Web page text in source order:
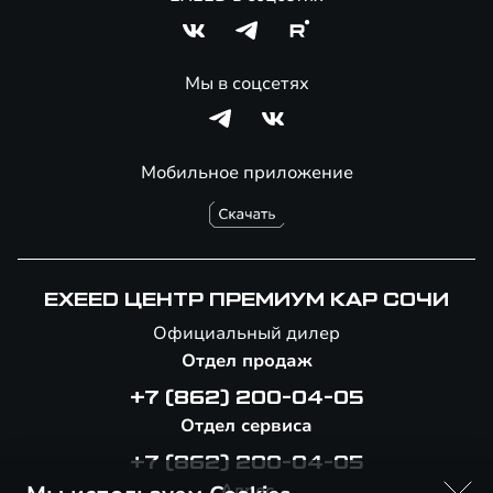
Мобильное приложение
Мы в соцсетях
EXEED ЦЕНТР ПРЕМИУМ КАР СОЧИ
Официальный дилер
Отдел продаж
+7 (862) 200-04-05
Отдел сервиса
+7 (862) 200-04-05